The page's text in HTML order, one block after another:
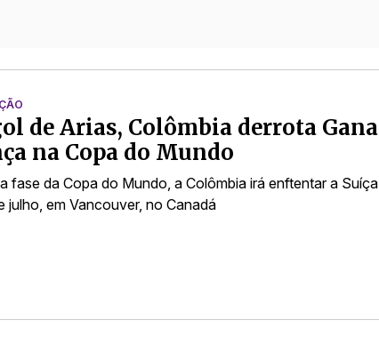
de Arias, Colômbia derrota Gana
na Copa do Mundo
fase da Copa do Mundo, a Colômbia irá enftentar a Suíça,
julho, em Vancouver, no Canadá